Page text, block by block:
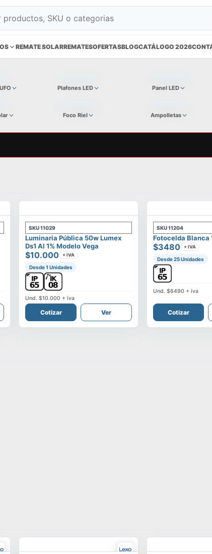
REMATE SOLARREMATESOFERTASBLOGCATÁLOGO 2026
Plafones LED Panel LED
Foco Riel Ampolletas
SKU11029
Luminaria Pública 50w Lumex
Ds1 Al 1% Modelo Vega
$10.000 + IVA
Desde 1 Unidades
Und.$10.000 + iva
Cotizar Ver
SKU11204
Fotocelda Blanca
$3480 + IVA
Desde 25 Unidades
Und. $6490 + iva
Cotizar